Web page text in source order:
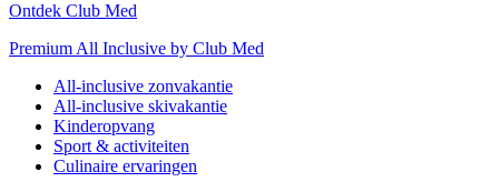
Ontdek Club Med
Premium All Inclusive by Club Med
All-inclusive zonvakantie
All-inclusive skivakantie
Kinderopvang
Sport & activiteiten
Culinaire ervaringen